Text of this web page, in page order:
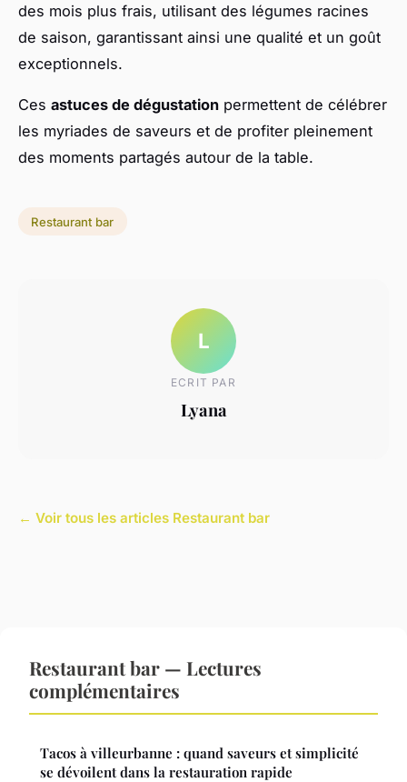
des mois plus frais, utilisant des légumes racines
de saison, garantissant ainsi une qualité et un goût
exceptionnels.
Ces astuces de dégustation permettent de célébrer
les myriades de saveurs et de profiter pleinement
des moments partagés autour de la table.
Restaurant bar
L
ECRIT PAR
Lyana
← Voir tous les articles Restaurant bar
Restaurant bar — Lectures
complémentaires
Tacos à villeurbanne : quand saveurs et simplicité
se dévoilent dans la restauration rapide